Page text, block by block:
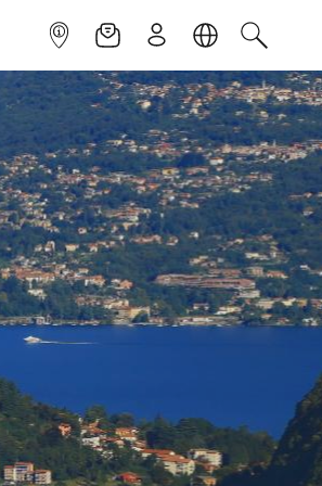
INFOPOINTNEWSLETTER
SIGN UPLANGUAGE
SEARCH